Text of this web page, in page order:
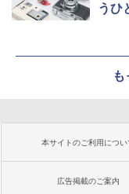
うひ
本サイトのご利用につい
広告掲載のご案内